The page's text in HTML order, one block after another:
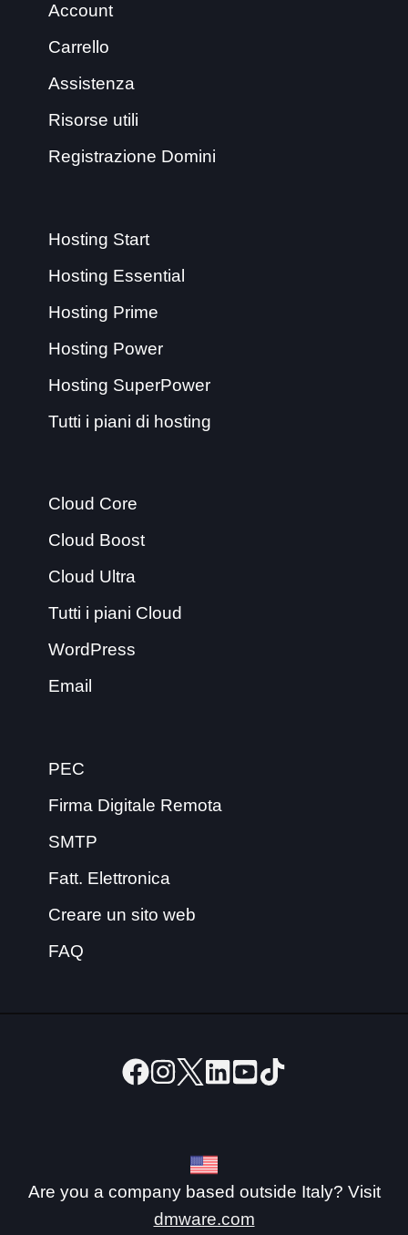
Account
Carrello
Assistenza
Risorse utili
Registrazione Domini
Hosting Start
Hosting Essential
Hosting Prime
Hosting Power
Hosting SuperPower
Tutti i piani di hosting
Cloud Core
Cloud Boost
Cloud Ultra
Tutti i piani Cloud
WordPress
Email
PEC
Firma Digitale Remota
SMTP
Fatt. Elettronica
Creare un sito web
FAQ
Are you a company based outside Italy? Visit
dmware.com